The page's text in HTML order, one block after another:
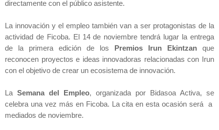
directamente con el público asistente.
La innovación y el empleo también van a ser protagonistas de la
actividad de Ficoba. El 14 de noviembre tendrá lugar la entrega
de la primera edición de los Premios Irun Ekintzan que
reconocen proyectos e ideas innovadoras relacionadas con Irun
con el objetivo de crear un ecosistema de innovación.
La Semanadel Empleo, organizada por Bidasoa Activa, se
celebra una vez más en Ficoba. La cita en esta ocasión será a
mediados de noviembre.